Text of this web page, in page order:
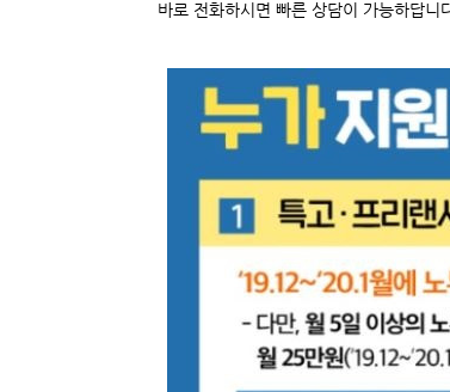
바로 전화하시면 빠른 상담이 가능하답니